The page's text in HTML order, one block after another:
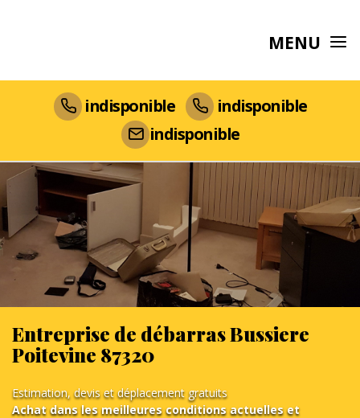
MENU
indisponible
indisponible
indisponible
Entreprise de débarras Bussiere
Poitevine 87320
Estimation, devis et déplacement gratuits
Achat dans les meilleures conditions actuelles et